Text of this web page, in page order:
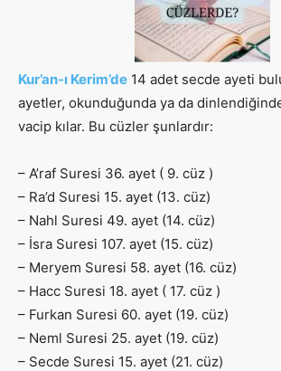
Kur’an-ı Kerim’de 14 adet secde ayeti
ayetler, okunduğunda ya da
vacip kılar. Bu cüzler şunlardır:
– A’raf Suresi 36. ayet ( 9. cüz )
– Ra’d Suresi 15. ayet (13. cüz)
– Nahl Suresi 49. ayet (14. cüz)
– İsra Suresi 107. ayet (15. cüz)
– Meryem Suresi 58. ayet (16. cüz)
– Hacc Suresi 18. ayet ( 17. cüz )
– Furkan Suresi 60. ayet (19. cüz)
– Neml Suresi 25. ayet (19. cüz)
– Secde Suresi 15. ayet (21. cüz)